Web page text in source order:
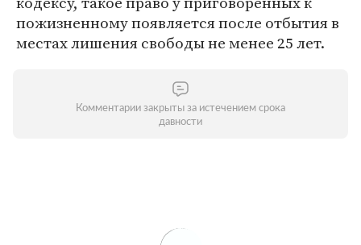
пожизненному появляется после отбытия в
местах лишения свободы не менее 25 лет.
Комментарии закрыты за истечением срока
давности